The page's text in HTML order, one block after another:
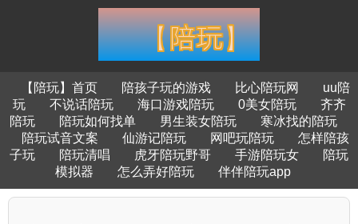
【陪玩】首页 陪孩子玩的游戏 比心陪玩网
uu陪
玩
不说话陪玩 海口游戏陪玩 0美女陪玩
齐齐
陪玩
陪玩如何找单 男生装女陪玩
寒冰找的陪玩
陪玩试音文案
仙游记陪玩 网吧玩陪玩
怎样陪孩
子玩
陪玩清唱 虎牙陪玩野哥 手游陪玩女
陪玩
模拟器
怎么弄好陪玩 伴伴陪玩app